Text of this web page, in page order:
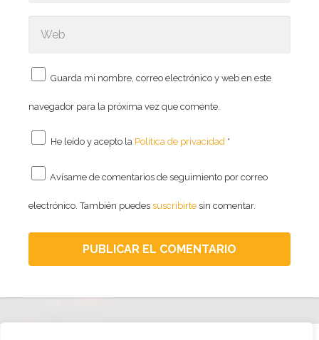
Guarda mi nombre, correo electrónico y web en este
navegador para la próxima vez que comente.
He leído y acepto la Política de privacidad *
Avísame de comentarios de seguimiento por correo
electrónico. También puedes suscribirte sin comentar.